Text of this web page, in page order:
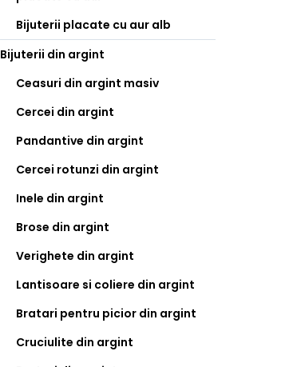
Bijuterii placate cu aur alb
Bijuterii din argint
Ceasuri din argint masiv
Cercei din argint
Pandantive din argint
Cercei rotunzi din argint
Inele din argint
Brose din argint
Verighete din argint
Lantisoare si coliere din argint
Bratari pentru picior din argint
Cruciulite din argint